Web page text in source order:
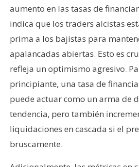
aumento en las tasas de
indica que los traders alcistas
prima a los bajistas para
apalancadas abiertas. Esto es
refleja un optimismo agresivo.
principiante, una tasa de
puede actuar como un arma de
tendencia, pero también
liquidaciones en cascada si el
bruscamente.